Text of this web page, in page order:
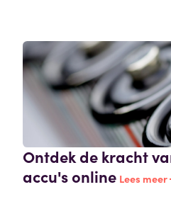
Ontdek de kracht
accu's online Lees meer